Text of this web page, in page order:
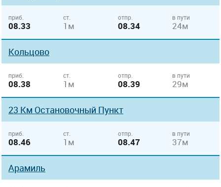
приб.
08.33
ст.
1м
отпр.
08.34
в пути
24м
Кольцово
приб.
08.38
ст.
1м
отпр.
08.39
в пути
29м
23 Км Остановочный Пункт
приб.
08.46
ст.
1м
отпр.
08.47
в пути
37м
Арамиль